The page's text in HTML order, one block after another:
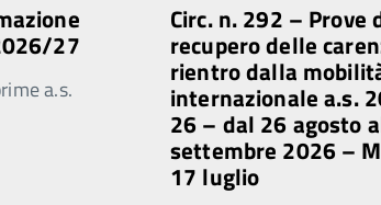
27
a.s.
Circ. n. 292 – Prove
recupero delle
rientro dalla
internazionale a.s.
26 – dal 26 agosto
settembre 2026 –
17 luglio